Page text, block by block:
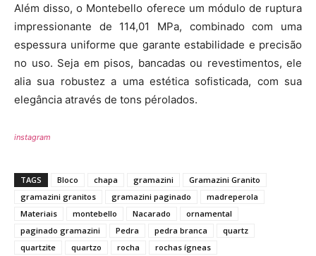
Além disso, o Montebello oferece um módulo de ruptura
impressionante de 114,01 MPa, combinado com uma
espessura uniforme que garante estabilidade e precisão
no uso. Seja em pisos, bancadas ou revestimentos, ele
alia sua robustez a uma estética sofisticada, com sua
elegância através de tons pérolados.
instagram
TAGS Bloco chapa gramazini
Gramazini Granito
gramazini granitos
gramazini paginado
madreperola
Materiais
montebello Nacarado
ornamental
paginado gramazini
Pedra pedra branca
quartz
quartzite
quartzo rocha
rochas ígneas